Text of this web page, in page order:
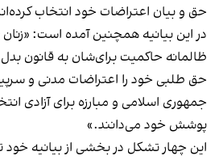
حق و بیان اعتراضات خود انتخاب
در این بیانیه همچنین آمده است:
ظالمانه حاکمیت برای‌شان به قانون
حق طلبی خود را اعتراضات مدنی و
جمهوری اسلامی و مبارزه برای آزادی
پوشش خود می‌دانند.»
این چهار تشکل در بخشی از بیانیه خود